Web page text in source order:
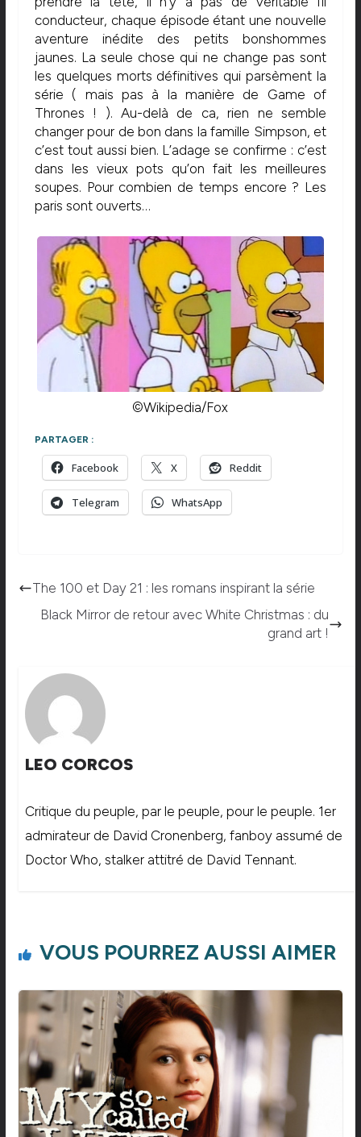
conducteur, chaque épisode étant une nouvelle
aventure inédite des petits bonshommes
jaunes. La seule chose qui ne change pas sont
les quelques morts définitives qui parsèment la
série ( mais pas à la manière de Game of
Thrones ! ). Au-delà de ca, rien ne semble
changer pour de bon dans la famille Simpson, et
c’est tout aussi bien. L’adage se confirme : c’est
dans les vieux pots qu’on fait les meilleures
soupes. Pour combien de temps encore ? Les
paris sont ouverts…
©Wikipedia/Fox
PARTAGER :
Facebook X Reddit
Telegram WhatsApp
The 100 et Day 21 : les romans inspirant la série
Black Mirror de retour avec White Christmas : du
grand art !
LEO CORCOS
Critique du peuple, par le peuple, pour le peuple. 1er
admirateur de David Cronenberg, fanboy assumé de
Doctor Who, stalker attitré de David Tennant.
VOUS POURREZ AUSSI AIMER